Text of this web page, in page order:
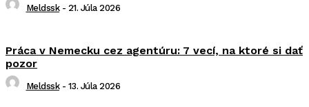
Meldssk - 21. Júla 2026
Práca v Nemecku cez agentúru: 7 vecí, na ktoré si dať
pozor
Meldssk - 13. Júla 2026